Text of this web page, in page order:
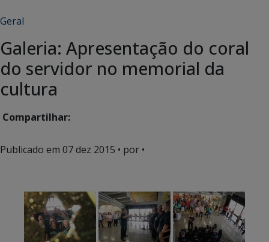
Geral
Galeria: Apresentação do coral
do servidor no memorial da
cultura
Compartilhar:
Publicado em 07 dez 2015 • por •